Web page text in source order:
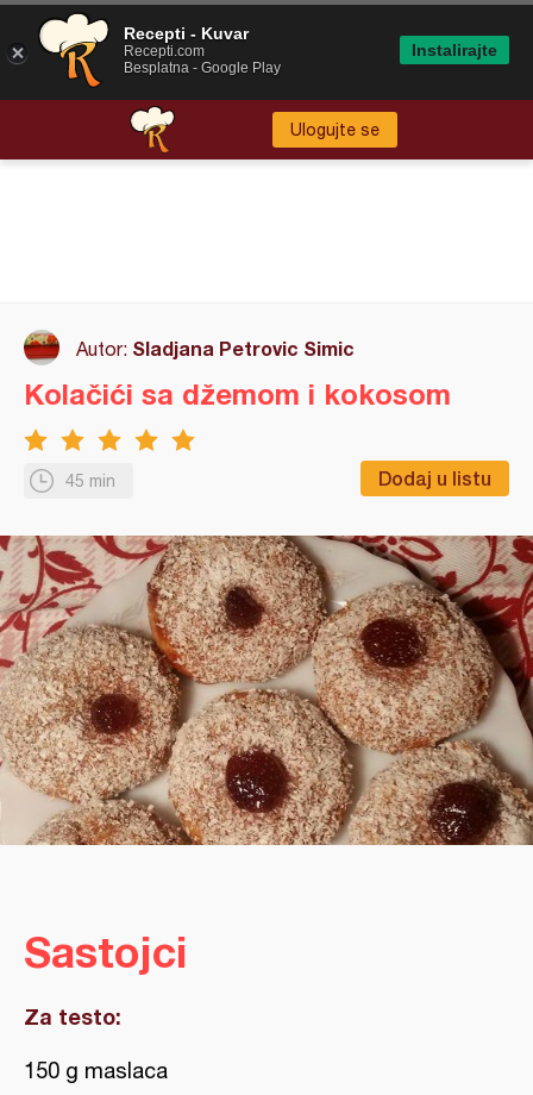
Ulogujte se
Autor: Sladjana Petrovic Simic
45 min Dodaj u listu
Kolačići sa džemom i kokosom
Sastojci
Za testo:
150 g maslaca
Recepti - Kuvar
Recepti.com
Besplatna - Google Play
Instalirajte